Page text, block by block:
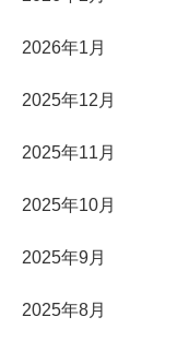
2026年1月
2025年12月
2025年11月
2025年10月
2025年9月
2025年8月